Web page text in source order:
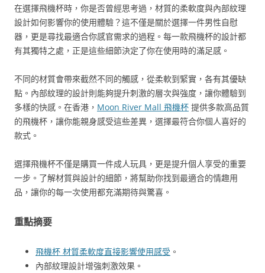
在選擇飛機杯時，你是否曾經思考過，材質的柔軟度與內部紋理
設計如何影響你的使用體驗？這不僅是關於選擇一件男性自慰
器，更是尋找最適合你感官需求的過程。每一款飛機杯的設計都
有其獨特之處，正是這些細節決定了你在使用時的滿足感。
不同的材質會帶來截然不同的觸感，從柔軟到緊實，各有其優缺
點。內部紋理的設計則能夠提升刺激的層次與強度，讓你體驗到
多樣的快感。在香港， Moon River Mall 飛機杯 提供多款高品質
的飛機杯，讓你能親身感受這些差異，選擇最符合你個人喜好的
款式。
選擇飛機杯不僅是購買一件成人玩具，更是提升個人享受的重要
一步。了解材質與設計的細節，將幫助你找到最適合的情趣用
品，讓你的每一次使用都充滿期待與驚喜。
重點摘要
飛機杯 材質柔軟度直接影響使用感受 。
內部紋理設計增強刺激效果。